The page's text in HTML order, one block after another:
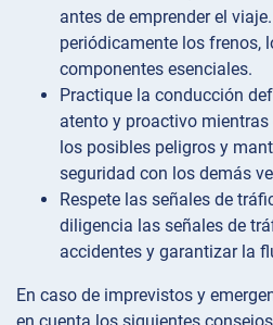
antes de emprender el
periódicamente los frenos,
componentes esenciales.
Practique la conducción
atento y proactivo
los posibles peligros y
seguridad con los demás
Respete las señales de
diligencia las señales de
accidentes y garantizar la
En caso de imprevistos y